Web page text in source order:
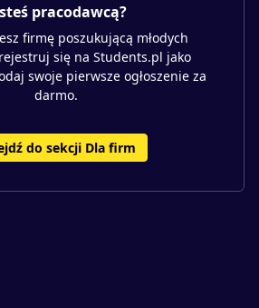
pracodawcą?
firmę poszukującą młodych
się na Students.pl jako
swoje pierwsze ogłoszenie za
darmo.
do sekcji Dla firm